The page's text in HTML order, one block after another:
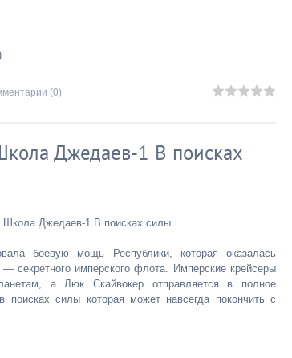
(0)
Джедаев-1 В поисках
Джедаев-1 В поисках силы
боевую мощь Республики, которая оказалась
секретного имперского флота. Имперские крейсеры
а Люк Скайвокер отправляется в полное
поисках силы которая может навсегда покончить с